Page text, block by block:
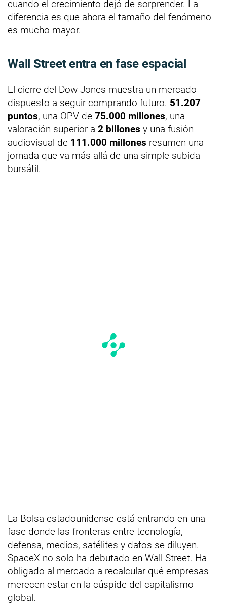
cuando el crecimiento dejó de sorprender. La
diferencia es que ahora el tamaño del fenómeno
es mucho mayor.
Wall Street entra en fase espacial
El cierre del Dow Jones muestra un mercado
dispuesto a seguir comprando futuro. 51.207
puntos, una OPV de 75.000 millones, una
valoración superior a 2 billones y una fusión
audiovisual de 111.000 millones resumen una
jornada que va más allá de una simple subida
bursátil.
La Bolsa estadounidense está entrando en una
fase donde las fronteras entre tecnología,
defensa, medios, satélites y datos se diluyen.
SpaceX no solo ha debutado en Wall Street. Ha
obligado al mercado a recalcular qué empresas
merecen estar en la cúspide del capitalismo
global.